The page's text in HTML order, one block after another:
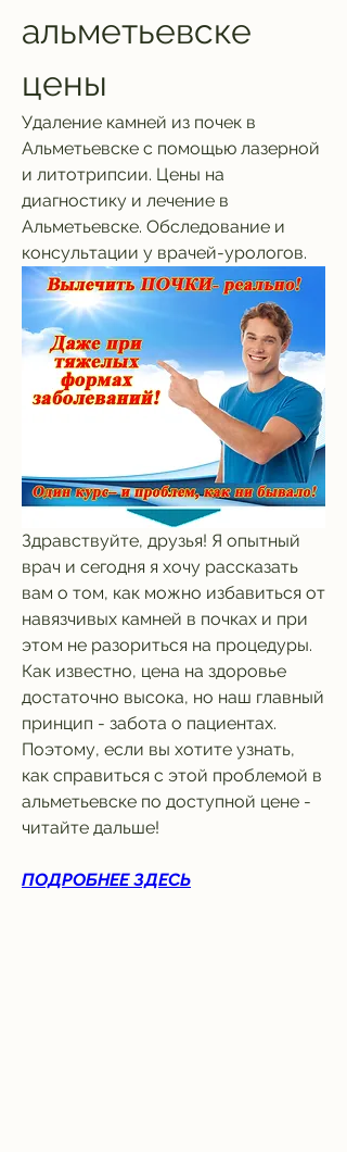
альметьевске
цены
Удаление камней из почек в
Альметьевске с помощью лазерной
и литотрипсии. Цены на
диагностику и лечение в
Альметьевске. Обследование и
консультации у врачей-урологов.
Здравствуйте, друзья! Я опытный
врач и сегодня я хочу рассказать
вам о том, как можно избавиться от
навязчивых камней в почках и при
этом не разориться на процедуры.
Как известно, цена на здоровье
достаточно высока, но наш главный
принцип - забота о пациентах.
Поэтому, если вы хотите узнать,
как справиться с этой проблемой в
альметьевске по доступной цене -
читайте дальше!
ПОДРОБНЕЕ ЗДЕСЬ